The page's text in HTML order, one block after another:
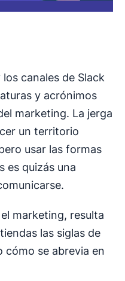
canales de Slack
y acrónimos
marketing. La jerga
un territorio
usar las formas
es quizás una
marketing, resulta
las siglas de
cómo se abrevia en